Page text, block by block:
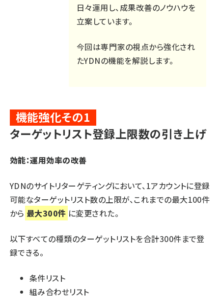
日々運用し、成果改善のノウハウを
立案しています。
今回は専門家の視点から強化され
たYDNの機能を解説します。
機能強化その1
ターゲットリスト登録上限数の引き上げ
効能：運用効率の改善
YDNのサイトリターゲティングにおいて、1アカウントに登録
可能なターゲットリスト数の上限が、これまでの最大100件
から 最大300件 に変更された。
以下すべての種類のターゲットリストを合計300件まで登
録できる。
条件リスト
組み合わせリスト